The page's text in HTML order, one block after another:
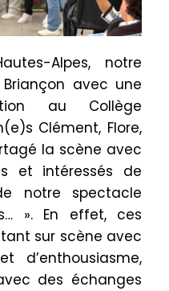
Alpes, notre
avec une
au Collège
Clément, Flore,
la scène avec
et intéressés de
notre spectacle
». En effet, ces
sur scène avec
d’enthousiasme,
des échanges